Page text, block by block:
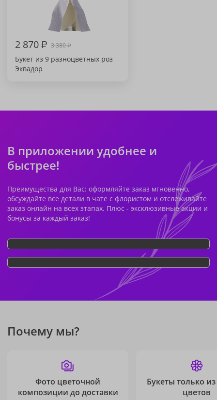
2 870₽ 3 380₽
Букет из 9 разноцветных роз
Эквадор
В приложении удобнее и
быстрее!
Преимущества для Вас: оформляйте заказ мгновенно,
обсуждайте все детали в чате с флористом и отслеживайте
заказ онлайн на всех этапах. Плюс - эксклюзивные акции и
бонусы за каждый заказ!
Почему мы?
Фото цветочной
композиции до доставки
Букеты только
цветов